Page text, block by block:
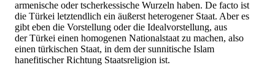
armenische oder tscherkessische Wurzeln haben. De facto ist
die Türkei letztendlich ein äußerst heterogener Staat. Aber es
gibt eben die Vorstellung oder die Idealvorstellung, aus
der Türkei einen homogenen Nationalstaat zu machen, also
einen türkischen Staat, in dem der sunnitische Islam
hanefitischer Richtung Staatsreligion ist.